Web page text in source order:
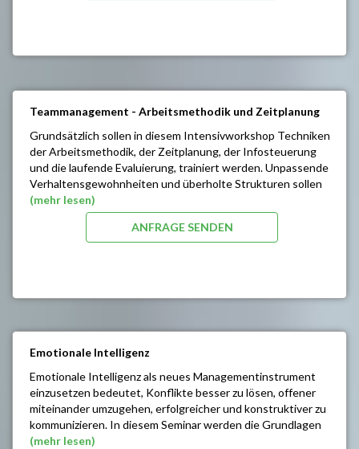
Aufbau strukturierter Gespräche – was ist dabei zu
Wertschätzung – Interpretation - Bewertung
Einwandbehandlung
Auf´s Zuhören kommt es an
Tipps für gezielte Gespräche
(Beispiele: Mitarbeitergespräche,
Verhandlungsgespräche, Verkaufsgespräche)
Teammanagement - Arbeitsmethodik und Zeitplanung
Grundsätzlich sollen in diesem Intensivworkshop Techniken
der Arbeitsmethodik, der Zeitplanung, der Infosteuerung
und die laufende Evaluierung, trainiert werden. Unpassende
Verhaltensgewohnheiten und überholte Strukturen sollen
aufgezeigt werden und - über eine Änderung der
Grundeinstellung - eine neue Dynamik erhalten. Im Rahmen
dieses Trainings soll die Arbeitsorganisation Ihrer
Einsatzsysteme der Zeitplanung
Arbeiten unter Zeitdruck
Problemlösungen
Ärgernisse ausschalten - das Chaos beseitigen
Prioritäten setzen
Kontrolle
Neue Routinen schaffen
(mehr lesen)
ANFRAGE SENDEN
Emotionale Intelligenz
Emotionale Intelligenz als neues Managementinstrument
einzusetzen bedeutet, Konflikte besser zu lösen, offener
miteinander umzugehen, erfolgreicher und konstruktiver zu
kommunizieren. In diesem Seminar werden die Grundlagen
emotionaler Intelligenz vermittelt und in zahlreichen
(mehr lesen)